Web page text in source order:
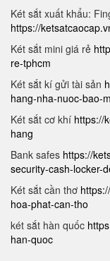
Két sắt xuất khẩu:
https://
Két sắt mini giá rẻ
re-tphcm
Két sắt kí gửi tài sản
hang-nha-nuoc-bao-
Két sắt cơ khí https://
hang
Bank safes https://
security-cash-locker-
Két sắt cần thơ
hoa-phat-can-tho
két sắt hàn quốc
han-quoc